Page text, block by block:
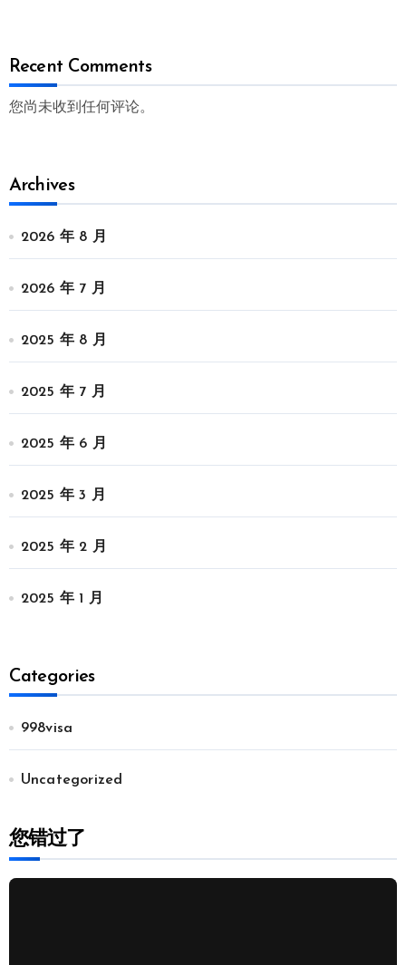
Recent Comments
您尚未收到任何评论。
Archives
2026 年 8 月
2026 年 7 月
2025 年 8 月
2025 年 7 月
2025 年 6 月
2025 年 3 月
2025 年 2 月
2025 年 1 月
Categories
998visa
Uncategorized
您错过了